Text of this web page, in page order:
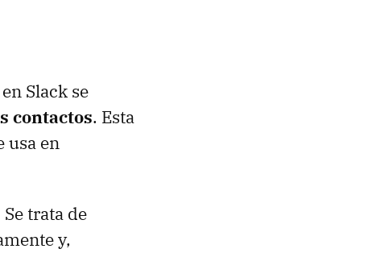
Slack se
contactos. Esta
usa en
Se trata de
y,